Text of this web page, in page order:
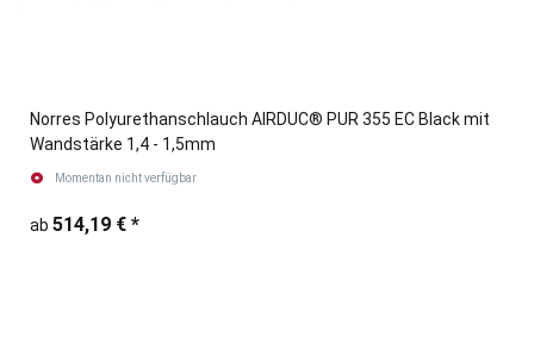
Norres Polyurethanschlauch AIRDUC® PUR 355 EC Black mit
Wandstärke 1,4 - 1,5mm
Momentan nicht verfügbar
ab 514,19 € *